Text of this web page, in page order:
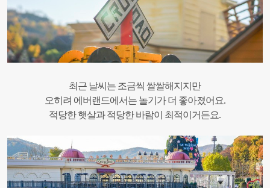
최근 날씨는 조금씩 쌀쌀해지지만
오히려 에버랜드에서는 놀기가 더 좋아졌어요.
적당한 햇살과 적당한 바람이 최적이거든요.